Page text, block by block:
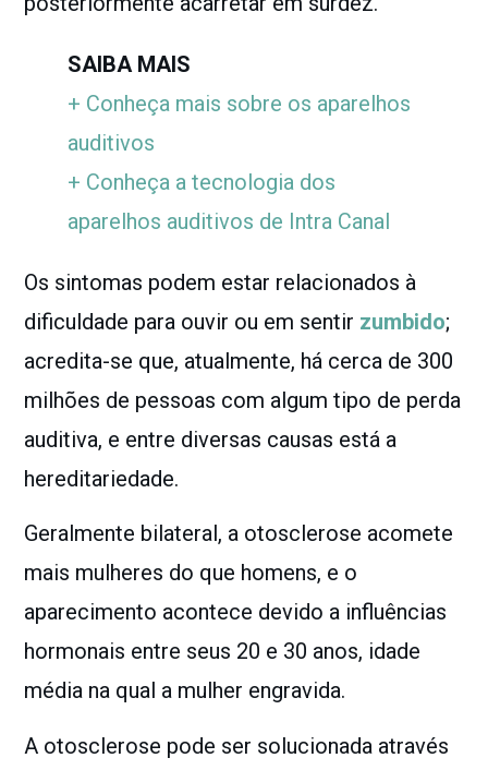
SAIBA MAIS
+ Conheça mais sobre os aparelhos
auditivos
+ Conheça a tecnologia dos
aparelhos auditivos de Intra Canal
Os sintomas podem estar relacionados à
dificuldade para ouvir ou em sentir zumbido;
acredita-se que, atualmente, há cerca de 300
milhões de pessoas com algum tipo de perda
auditiva, e entre diversas causas está a
hereditariedade.
Geralmente bilateral, a otosclerose acomete
mais mulheres do que homens, e o
aparecimento acontece devido a influências
hormonais entre seus 20 e 30 anos, idade
média na qual a mulher engravida.
A otosclerose pode ser solucionada através